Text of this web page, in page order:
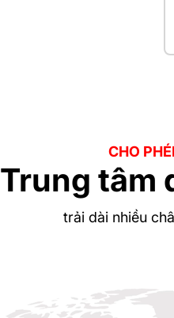
CHO
Trung tâm
trải dài nhiều